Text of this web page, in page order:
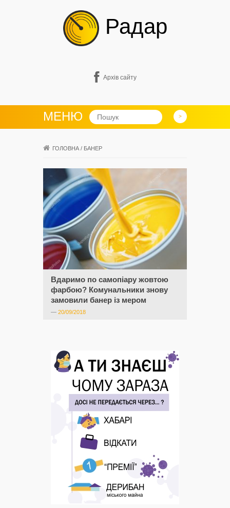
Радар
Архів сайту
МЕНЮ
ГОЛОВНА / БАНЕР
Вдаримо по самопіару жовтою
фарбою? Комунальники знову
замовили банер із мером
— 20/09/2018